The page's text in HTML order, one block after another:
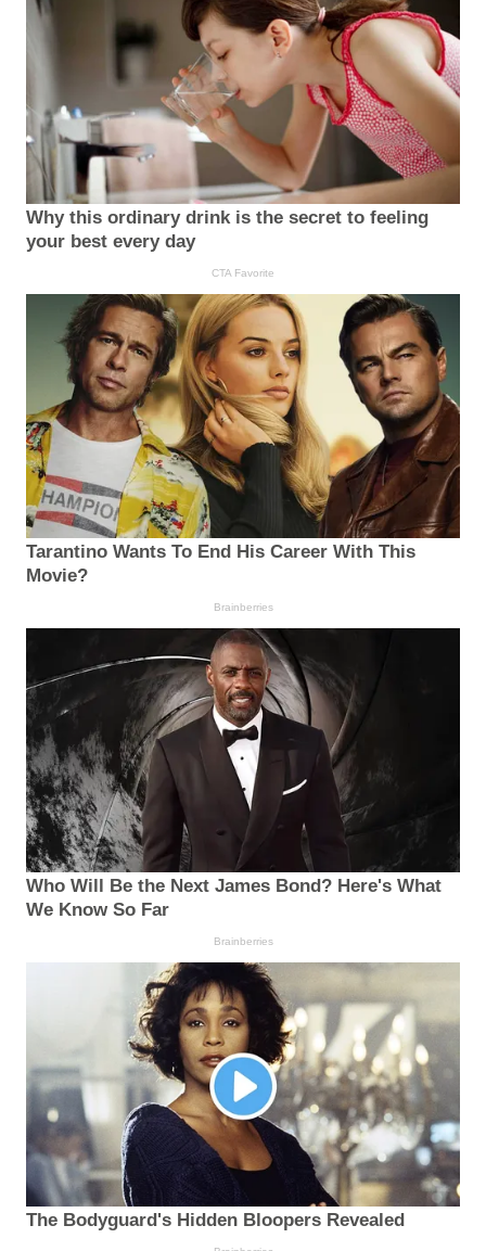
Why this ordinary drink is the secret to feeling
your best every day
CTA Favorite
Tarantino Wants To End His Career With This
Movie?
Brainberries
Who Will Be the Next James Bond? Here's What
We Know So Far
Brainberries
The Bodyguard's Hidden Bloopers Revealed